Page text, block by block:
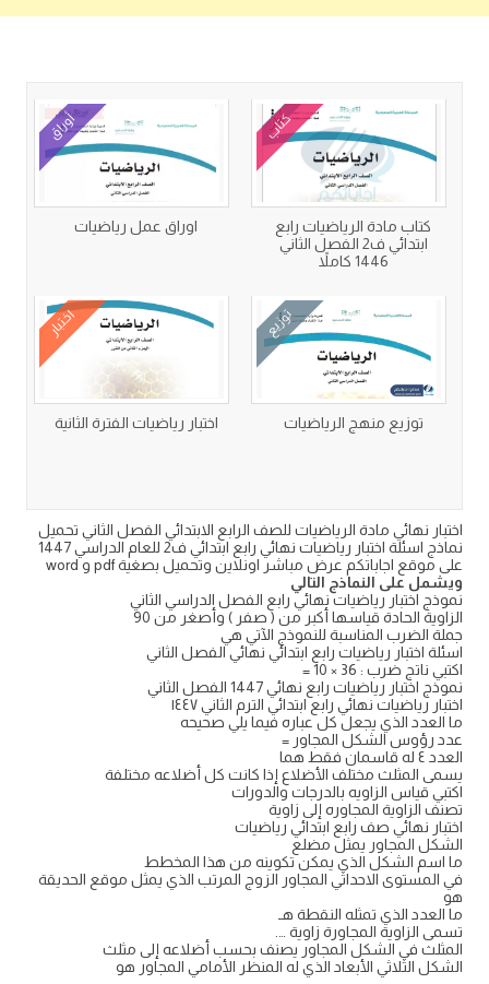
كتاب
كتاب مادة الرياضيات رابع
ابتدائي ف2 الفصل الثاني
1446 كاملاً
أوراق
اوراق عمل رياضيات
توزيع
توزيع منهج الرياضيات
اختبار
اختبار رياضيات الفترة الثانية
اختبار نهائي مادة الرياضيات للصف الرابع الابتدائي الفصل الثاني تحميل
نماذج اسئلة اختبار رياضيات نهائي رابع ابتدائي ف2 للعام الدراسي 1447
على موقع اجاباتكم عرض مباشر اونلاين وتحميل بصغية pdf و word
ويشمل على النماذج التالي
نموذج اختبار رياضيات نهائي رابع الفصل الدراسي الثاني
الزاوية الحادة قياسها أكبر من ( صفر ) وأصغر من 90
جملة الضرب المناسبة للنموذج الآتي هي
اسئلة اختبار رياضيات رابع ابتدائي نهائي الفصل الثاني
اكتبي ناتج ضرب : 36 × 10 =
نموذج اختبار رياضيات رابع نهائي 1447 الفصل الثاني
اختبار رياضيات نهائي رابع ابتدائي الترم الثاني ١٤٤٧
ما العدد الذي يجعل كل عباره فيما يلي صحيحه
عدد رؤوس الشكل المجاور =
العدد ٤ له قاسمان فقط هما
يسمى المثلث مختلف الأضلاع إذا كانت كل أضلاعه مختلفة
اكتبي قياس الزاويه بالدرجات والدورات
تصنف الزاوية المجاوره إلى زاوية
اختبار نهائي صف رابع ابتدائي رياضيات
الشكل المجاور يمثل مضلع
ما اسم الشكل الذي يمكن تكوينه من هذا المخطط
في المستوى الاحداثي المجاور الزوج المرتب الذي يمثل موقع الحديقة
هو
ما العدد الذي تمثله النقطة هـ
تسمى الزاوية المجاورة زاوية ….
المثلث في الشكل المجاور يصنف بحسب أضلاعه إلى مثلث
الشكل الثلاثي الأبعاد الذي له المنظر الأمامي المجاور هو